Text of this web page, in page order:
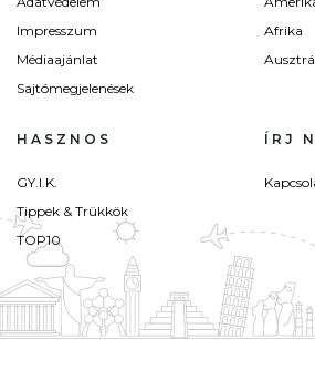
Impresszum
Médiaajánlat
Sajtómegjelenések
Afrika
HASZNOS
GY.I.K.
Tippek & Trükkök
TOP10
ÍRJ